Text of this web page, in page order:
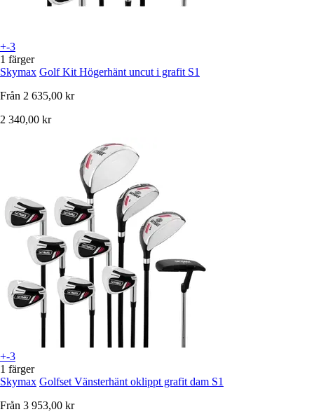
+-3
1 färger
Skymax Golf Kit Högerhänt uncut i grafit S1
Från 2 635,00 kr
2 340,00 kr
+-3
1 färger
Skymax Golfset Vänsterhänt oklippt grafit dam S1
Från 3 953,00 kr